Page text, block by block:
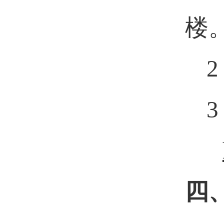
楼
2
3
四